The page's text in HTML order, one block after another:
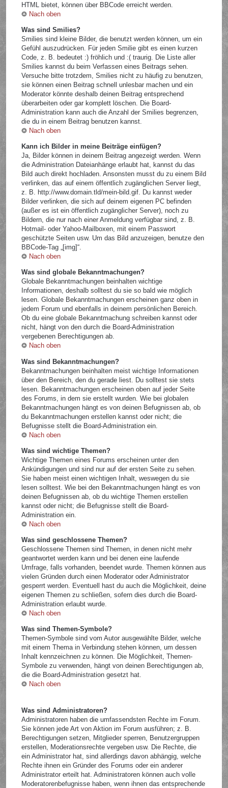
HTML bietet, können über BBCode erreicht werden.
Nach oben
Was sind Smilies?
Smilies sind kleine Bilder, die benutzt werden können, um ein
Gefühl auszudrücken. Für jeden Smilie gibt es einen kurzen
Code, z. B. bedeutet :) fröhlich und :( traurig. Die Liste aller
Smilies kannst du beim Verfassen eines Beitrags sehen.
Versuche bitte trotzdem, Smilies nicht zu häufig zu benutzen,
sie können einen Beitrag schnell unlesbar machen und ein
Moderator könnte deshalb deinen Beitrag entsprechend
überarbeiten oder gar komplett löschen. Die Board-
Administration kann auch die Anzahl der Smilies begrenzen,
die du in einem Beitrag benutzen kannst.
Nach oben
Kann ich Bilder in meine Beiträge einfügen?
Ja, Bilder können in deinem Beitrag angezeigt werden. Wenn
die Administration Dateianhänge erlaubt hat, kannst du das
Bild auch direkt hochladen. Ansonsten musst du zu einem Bild
verlinken, das auf einem öffentlich zugänglichen Server liegt,
z. B. http://www.domain.tld/mein-bild.gif. Du kannst weder
Bilder verlinken, die sich auf deinem eigenen PC befinden
(außer es ist ein öffentlich zugänglicher Server), noch zu
Bildern, die nur nach einer Anmeldung verfügbar sind, z. B.
Hotmail- oder Yahoo-Mailboxen, mit einem Passwort
geschützte Seiten usw. Um das Bild anzuzeigen, benutze den
BBCode-Tag „[img]“.
Nach oben
Was sind globale Bekanntmachungen?
Globale Bekanntmachungen beinhalten wichtige
Informationen, deshalb solltest du sie so bald wie möglich
lesen. Globale Bekanntmachungen erscheinen ganz oben in
jedem Forum und ebenfalls in deinem persönlichen Bereich.
Ob du eine globale Bekanntmachung schreiben kannst oder
nicht, hängt von den durch die Board-Administration
vergebenen Berechtigungen ab.
Nach oben
Was sind Bekanntmachungen?
Bekanntmachungen beinhalten meist wichtige Informationen
über den Bereich, den du gerade liest. Du solltest sie stets
lesen. Bekanntmachungen erscheinen oben auf jeder Seite
des Forums, in dem sie erstellt wurden. Wie bei globalen
Bekanntmachungen hängt es von deinen Befugnissen ab, ob
du Bekanntmachungen erstellen kannst oder nicht; die
Befugnisse stellt die Board-Administration ein.
Nach oben
Was sind wichtige Themen?
Wichtige Themen eines Forums erscheinen unter den
Ankündigungen und sind nur auf der ersten Seite zu sehen.
Sie haben meist einen wichtigen Inhalt, weswegen du sie
lesen solltest. Wie bei den Bekanntmachungen hängt es von
deinen Befugnissen ab, ob du wichtige Themen erstellen
kannst oder nicht; die Befugnisse stellt die Board-
Administration ein.
Nach oben
Was sind geschlossene Themen?
Geschlossene Themen sind Themen, in denen nicht mehr
geantwortet werden kann und bei denen eine laufende
Umfrage, falls vorhanden, beendet wurde. Themen können aus
vielen Gründen durch einen Moderator oder Administrator
gesperrt werden. Eventuell hast du auch die Möglichkeit, deine
eigenen Themen zu schließen, sofern dies durch die Board-
Administration erlaubt wurde.
Nach oben
Was sind Themen-Symbole?
Themen-Symbole sind vom Autor ausgewählte Bilder, welche
mit einem Thema in Verbindung stehen können, um dessen
Inhalt kennzeichnen zu können. Die Möglichkeit, Themen-
Symbole zu verwenden, hängt von deinen Berechtigungen ab,
die die Board-Administration gesetzt hat.
Nach oben
Was sind Administratoren?
Administratoren haben die umfassendsten Rechte im Forum.
Sie können jede Art von Aktion im Forum ausführen; z. B.
Berechtigungen setzen, Mitglieder sperren, Benutzergruppen
erstellen, Moderationsrechte vergeben usw. Die Rechte, die
ein Administrator hat, sind allerdings davon abhängig, welche
Rechte ihnen ein Gründer des Forums oder ein anderer
Administrator erteilt hat. Administratoren können auch volle
Moderatorenbefugnisse haben, wenn ihnen das entsprechende